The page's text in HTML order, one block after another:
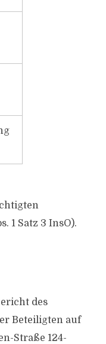
1 Satz 3 InsO).
des
Beteiligten auf
Straße 124-